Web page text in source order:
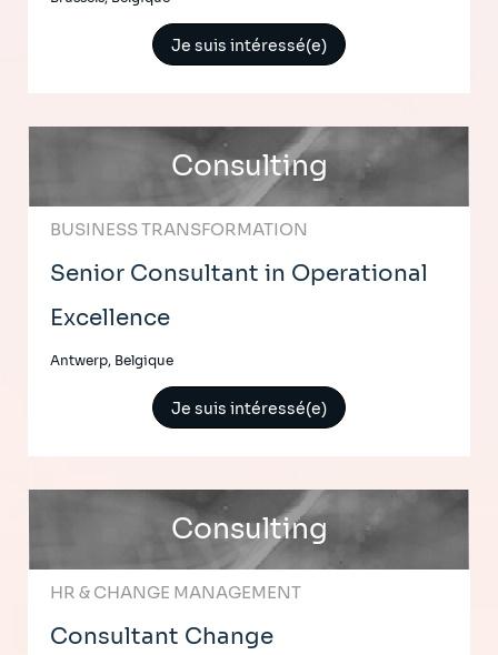
Je suis intéressé(e)
Consulting
BUSINESS TRANSFORMATION
Senior Consultant in Operational
Excellence
Antwerp, Belgique
Je suis intéressé(e)
Consulting
HR & CHANGE MANAGEMENT
Consultant Change